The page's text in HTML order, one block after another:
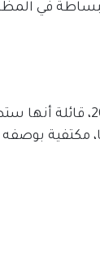
في
جدير بالذكر أن شيرين عبد الوهاب كانت كشفت عن خططها
مكتفية بوصفه